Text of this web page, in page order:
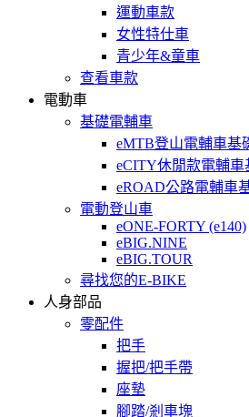
運動車款
女性特仕車
青少年&童車
查看車款
電動車
基礎電輔車
eMTB登山電輔車基
eCITY休閒款電輔車
eROAD公路電輔車
電動登山車
eONE-FORTY (e140)
eBIG.NINE
eBIG.TOUR
尋找您的E-BIKE
人身部品
零配件
把手
握把/把手帶
座墊
腳踏/剎車塊